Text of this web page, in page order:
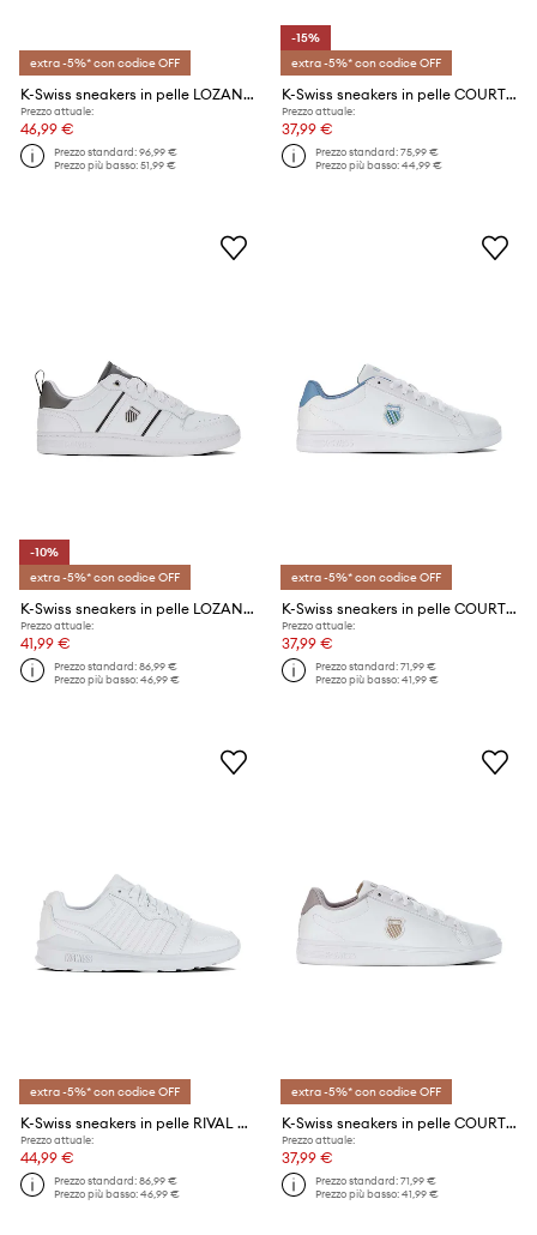
extra -5%* con codice OFF
K-Swiss sneakers in pelle LOZAN KLUB LTH
Prezzo attuale:
46,99 €
Prezzo standard:96,99 €
Prezzo più basso:51,99 €
-15%
extra -5%* con codice OFF
K-Swiss sneakers in pelle COURT TIEBREAK
Prezzo attuale:
37,99 €
Prezzo standard:75,99 €
Prezzo più basso:44,99 €
-10%
extra -5%* con codice OFF
K-Swiss sneakers in pelle LOZAN MATCH LTH
Prezzo attuale:
41,99 €
Prezzo standard:86,99 €
Prezzo più basso:46,99 €
extra -5%* con codice OFF
K-Swiss sneakers in pelle COURT SHIELD
Prezzo attuale:
37,99 €
Prezzo standard:71,99 €
Prezzo più basso:41,99 €
extra -5%* con codice OFF
K-Swiss sneakers in pelle RIVAL TRAINER
Prezzo attuale:
44,99 €
Prezzo standard:86,99 €
Prezzo più basso:46,99 €
extra -5%* con codice OFF
K-Swiss sneakers in pelle COURT SHIELD
Prezzo attuale:
37,99 €
Prezzo standard:71,99 €
Prezzo più basso:41,99 €